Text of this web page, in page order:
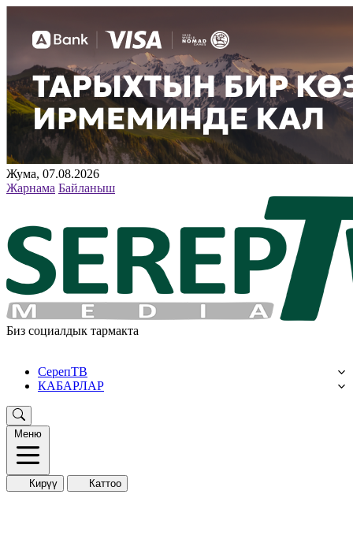
Жума, 07.08.2026
Жарнама Байланыш
Биз социалдык тармакта
СерепТВ
КАБАРЛАР
Меню
Кирүү Каттоо